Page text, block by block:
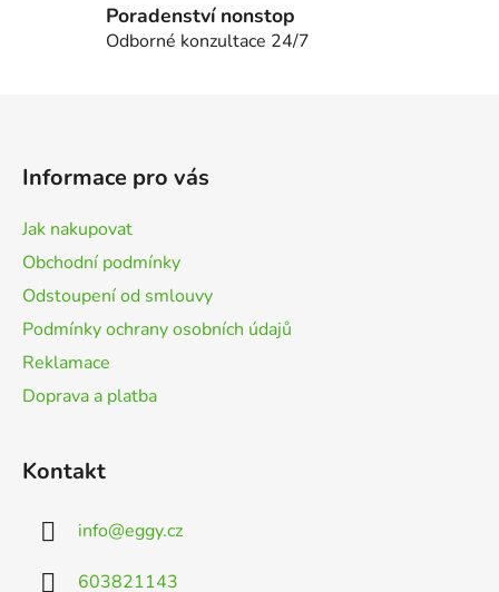
Poradenství nonstop
Odborné konzultace 24/7
Informace pro vás
Jak nakupovat
Obchodní podmínky
Odstoupení od smlouvy
Podmínky ochrany osobních údajů
Reklamace
Doprava a platba
Kontakt
info@eggy.cz
603821143